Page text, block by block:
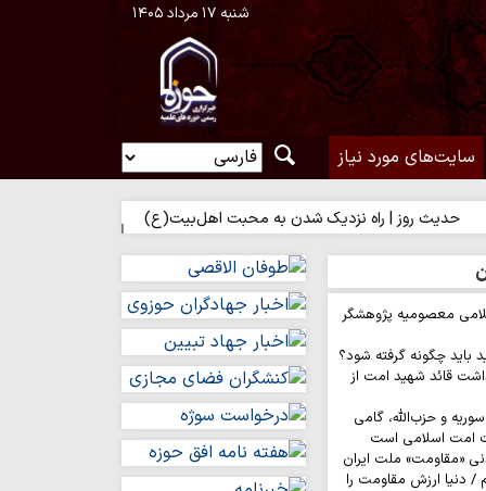
شنبه ۱۷ مرداد ۱۴۰۵
سایت‌های مورد نیاز
| راه نزدیک شدن به محبت اهل‌بیت(ع) حدیث روز | بهترین
معصومیه پژوهشگر
باید چگونه گرفته شود؟
قائد شهید امت از
و حزب‌الله، گامی
امت اسلامی است
«مقاومت» ملت ایران
دنیا ارزش مقاومت را